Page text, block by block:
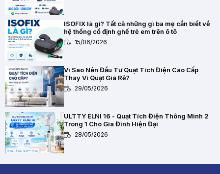
ISOFIX là gì? Tất cả những gì ba mẹ cần biết về
hệ thống cố định ghế trẻ em trên ô tô
15/06/2026
Vì Sao Nên Đầu Tư Quạt Tích Điện Cao Cấp
Thay Vì Quạt Giá Rẻ?
29/05/2026
ULTTY ELNI 16 - Quạt Tích Điện Thông Minh 2
Trong 1 Cho Gia Đình Hiện Đại
28/05/2026